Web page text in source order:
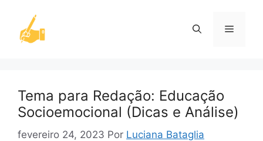
Menu
Tema para Redação: Educação
Socioemocional (Dicas e Análise)
fevereiro 24, 2023 Por Luciana Bataglia